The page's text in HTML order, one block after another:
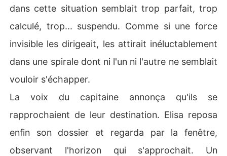
dans cette situation semblait trop parfait, trop
calculé, trop... suspendu. Comme si une force
invisible les dirigeait, les attirait inéluctablement
dans une spirale dont ni l'un ni l'autre ne semblait
vouloir s'échapper.
La voix du capitaine annonça qu'ils se
rapprochaient de leur destination. Elisa reposa
enfin son dossier et regarda par la fenêtre,
observant l'horizon qui s'approchait. Un